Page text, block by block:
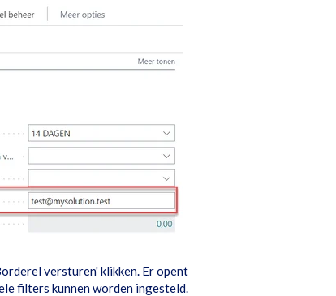
versturen' klikken. Er opent
filters kunnen worden ingesteld.